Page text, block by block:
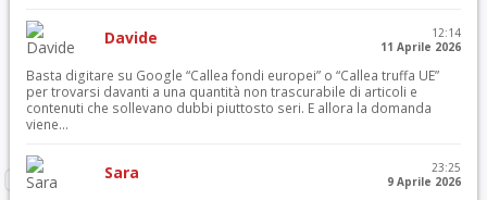
Davide
12:14
11 Aprile 2026
Basta digitare su Google “Callea fondi europei” o “Callea truffa UE”
per trovarsi davanti a una quantità non trascurabile di articoli e
contenuti che sollevano dubbi piuttosto seri. E allora la domanda
viene...
Sara
23:25
9 Aprile 2026